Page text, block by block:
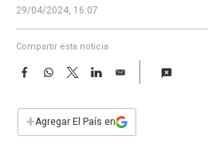
29/04/2024, 16:07
Compartir esta noticia
F
e
b
W
s
T
w
t
L
E
i
l
+Agregar El País en